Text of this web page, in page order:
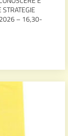
2026 – 16,30-